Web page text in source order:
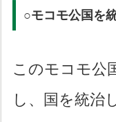
○モコモ公国を
このモコモ公
し、国を統治